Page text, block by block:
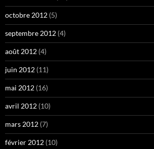
octobre 2012 (5)
septembre 2012 (4)
août 2012 (4)
juin 2012 (11)
mai 2012 (16)
avril 2012 (10)
mars 2012 (7)
février 2012 (10)